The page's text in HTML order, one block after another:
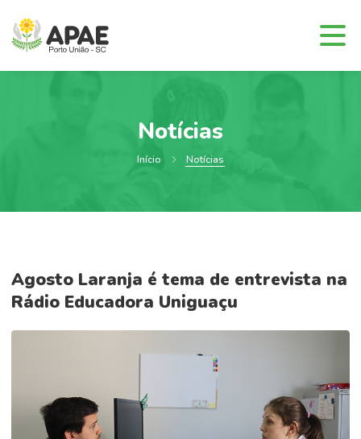
Notícias
Início Notícias
Agosto Laranja é tema de entrevista na
Rádio Educadora Uniguaçu